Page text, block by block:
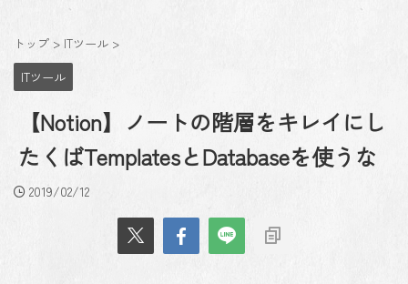
トップ > ITツール >
ITツール
【Notion】ノートの階層をキレイにし
たくばTemplatesとDatabaseを使うな
2019/02/12